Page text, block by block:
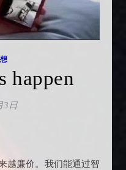
happen
3日